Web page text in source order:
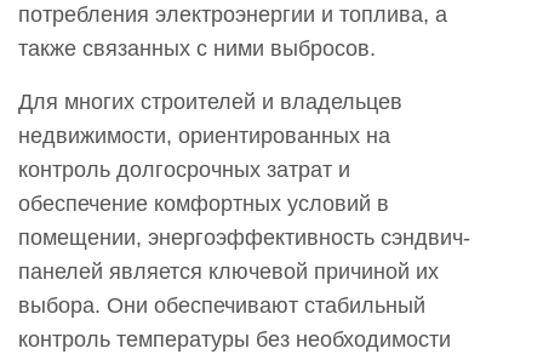
потребления электроэнергии и топлива, а
также связанных с ними выбросов.
Для многих строителей и владельцев
недвижимости, ориентированных на
контроль долгосрочных затрат и
обеспечение комфортных условий в
помещении, энергоэффективность сэндвич-
панелей является ключевой причиной их
выбора. Они обеспечивают стабильный
контроль температуры без необходимости